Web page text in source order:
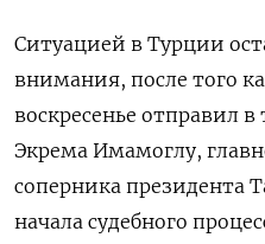
Ситуацией в Турции
внимания, после того
воскресенье отправил
Экрема Имамоглу,
соперника президента
начала судебного